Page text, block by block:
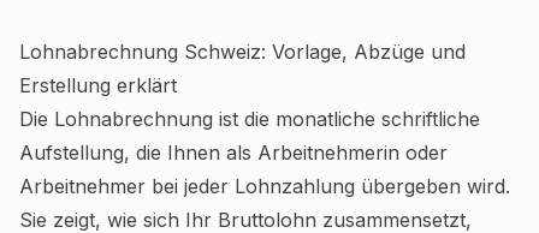
Lohnabrechnung Schweiz: Vorlage, Abzüge und
Erstellung erklärt
Die Lohnabrechnung ist die monatliche schriftliche
Aufstellung, die Ihnen als Arbeitnehmerin oder
Arbeitnehmer bei jeder Lohnzahlung übergeben wird.
Sie zeigt, wie sich Ihr Bruttolohn zusammensetzt,